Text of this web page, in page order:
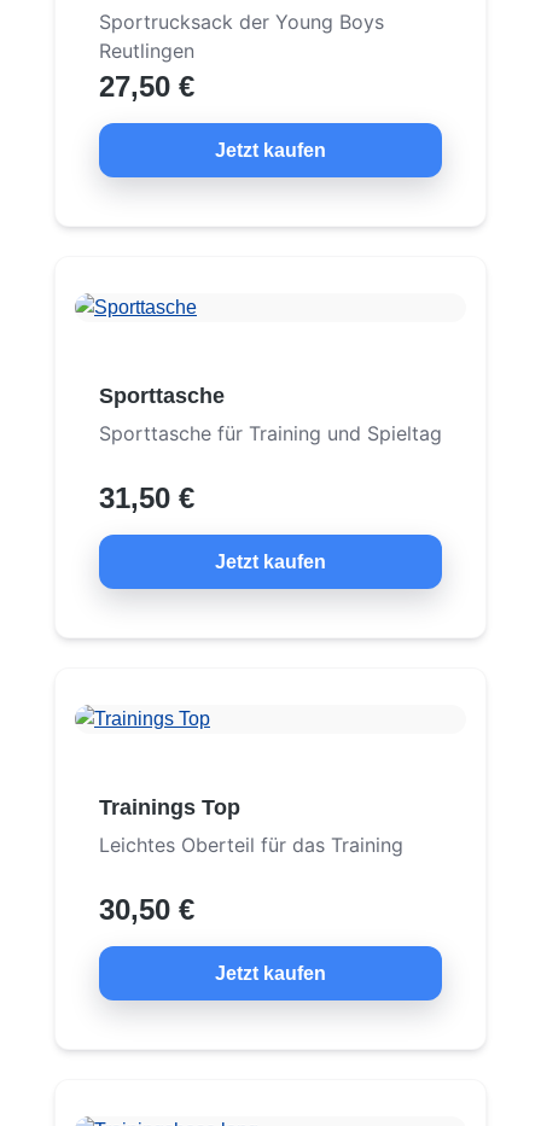
Sportrucksack der Young Boys
Reutlingen
27,50 €
Jetzt kaufen
Sporttasche
Sporttasche für Training und Spieltag
31,50 €
Jetzt kaufen
Trainings Top
Leichtes Oberteil für das Training
30,50 €
Jetzt kaufen